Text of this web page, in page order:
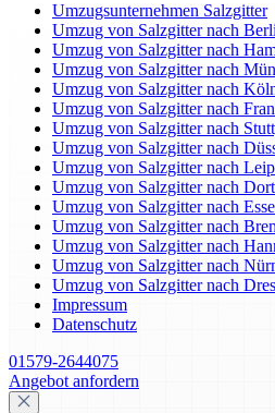
Umzugsunternehmen Salzgitter
Umzug von Salzgitter nach
Umzug von Salzgitter nach
Umzug von Salzgitter nach
Umzug von Salzgitter nach
Umzug von Salzgitter nach
Umzug von Salzgitter nach
Umzug von Salzgitter nach
Umzug von Salzgitter nach
Umzug von Salzgitter nach
Umzug von Salzgitter nach
Umzug von Salzgitter nach
Umzug von Salzgitter nach
Umzug von Salzgitter nach
Umzug von Salzgitter nach
Impressum
Datenschutz
01579-2644075
Angebot anfordern